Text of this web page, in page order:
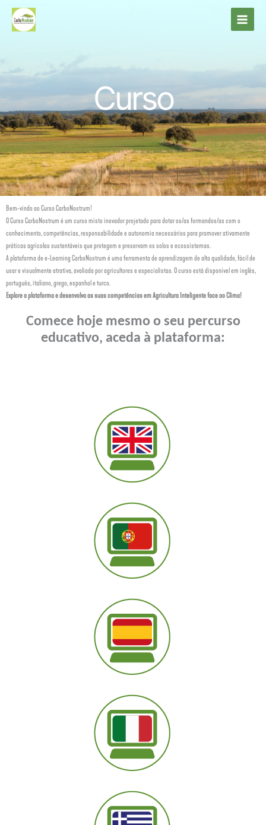
Skip
content
Curso
Bem-vindo ao Curso CarboNostrum!
O Curso CarboNostrum é um curso misto inovador projetado para dotar os/as formandos/as com o
conhecimento, competências, responsabilidade e autonomia necessários para promover ativamente
práticas agrícolas sustentáveis que protegem e preservam os solos e ecossistemas.
A plataforma de e-Learning CarboNostrum é uma ferramenta de aprendizagem de alta qualidade, fácil de
usar e visualmente atrativa, avaliada por agricultores e especialistas. O curso está disponível em inglês,
português, italiano, grego, espanhol e turco.
Explore a plataforma e desenvolva as suas competências em Agricultura Inteligente face ao Clima!
Comece hoje mesmo o seu percurso
educativo, aceda à plataforma: